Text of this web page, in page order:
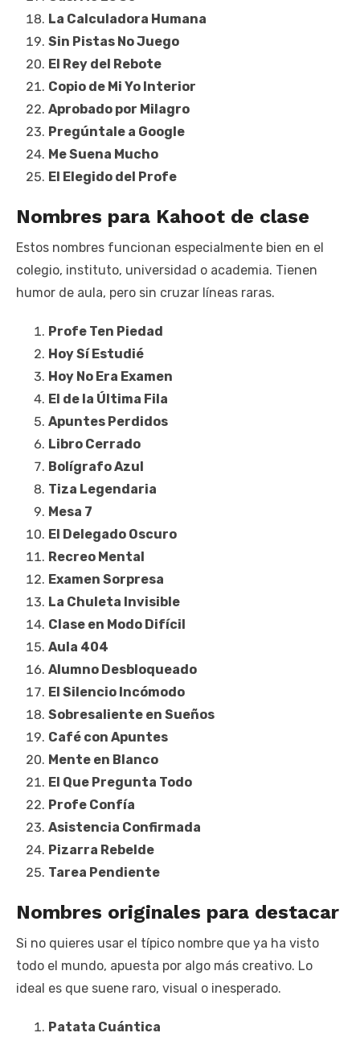
La Calculadora Humana
Sin Pistas No Juego
El Rey del Rebote
Copio de Mi Yo Interior
Aprobado por Milagro
Pregúntale a Google
Me Suena Mucho
El Elegido del Profe
Nombres para Kahoot de clase
Estos nombres funcionan especialmente bien en el
colegio, instituto, universidad o academia. Tienen
humor de aula, pero sin cruzar líneas raras.
Profe Ten Piedad
Hoy Sí Estudié
Hoy No Era Examen
El de la Última Fila
Apuntes Perdidos
Libro Cerrado
Bolígrafo Azul
Tiza Legendaria
Mesa 7
El Delegado Oscuro
Recreo Mental
Examen Sorpresa
La Chuleta Invisible
Clase en Modo Difícil
Aula 404
Alumno Desbloqueado
El Silencio Incómodo
Sobresaliente en Sueños
Café con Apuntes
Mente en Blanco
El Que Pregunta Todo
Profe Confía
Asistencia Confirmada
Pizarra Rebelde
Tarea Pendiente
Nombres originales para destacar
Si no quieres usar el típico nombre que ya ha visto
todo el mundo, apuesta por algo más creativo. Lo
ideal es que suene raro, visual o inesperado.
Patata Cuántica